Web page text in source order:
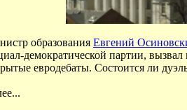
образования Евгений
демократической партии,
евродебаты. Состоится ли